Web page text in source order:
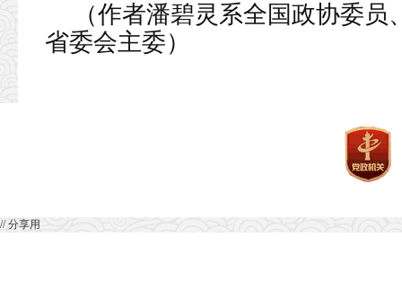
（作者潘碧灵系全国政协委
省委会主委）
// 分享用